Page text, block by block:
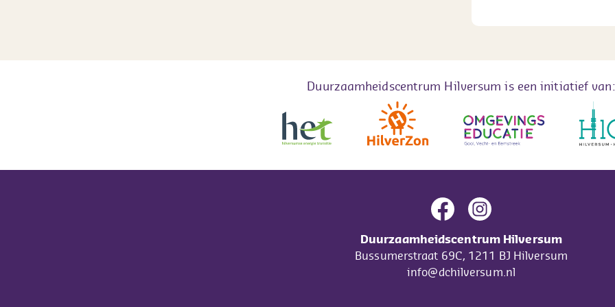
Duurzaamheidscentrum Hilversum is een initiatief van:
Duurzaamheidscentrum Hilversum
Bussumerstraat 69C, 1211 BJ Hilversum
info@dchilversum.nl